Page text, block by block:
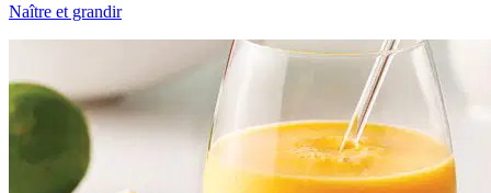
Naître et grandir